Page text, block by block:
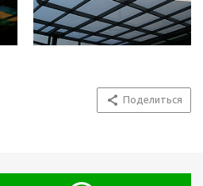
Поделиться